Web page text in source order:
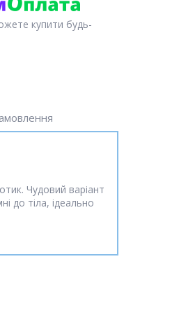
купити будь-
Чудовий варіант
до тіла, ідеально